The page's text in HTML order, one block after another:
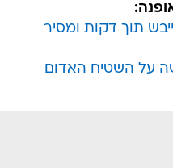
תוך דקות ומסיר
על השטיח האדום